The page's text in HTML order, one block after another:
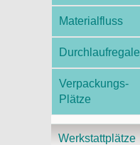
Materialfluss
Durchlaufregale
Verpackungs-
Plätze
Werkstattplätze